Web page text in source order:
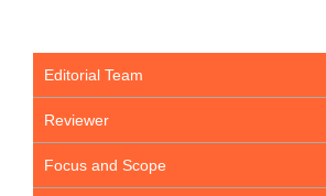
Editorial Team
Reviewer
Focus and Scope